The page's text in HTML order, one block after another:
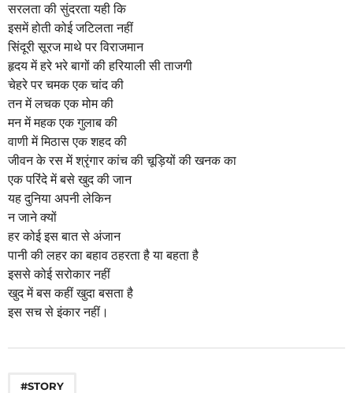
y
e
a
r
a
g
o
सरलता की सुंदरता यही कि
इसमें होती कोई जटिलता नहीं
सिंदूरी सूरज माथे पर विराजमान
हृदय में हरे भरे बागों की हरियाली सी ताजगी
चेहरे पर चमक एक चांद की
तन में लचक एक मोम की
मन में महक एक गुलाब की
वाणी में मिठास एक शहद की
जीवन के रस में श्रृंगार कांच की चूड़ियों की खनक का
एक परिंदे में बसे खुद की जान
यह दुनिया अपनी लेकिन
न जाने क्यों
हर कोई इस बात से अंजान
पानी की लहर का बहाव ठहरता है या बहता है
इससे कोई सरोकार नहीं
खुद में बस कहीं खुदा बसता है
इस सच से इंकार नहीं।
#STORY